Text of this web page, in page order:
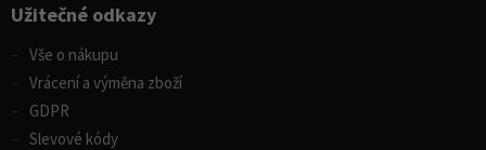
Užitečné odkazy
Vše o nákupu
Vrácení a výměna zboží
GDPR
Slevové kódy